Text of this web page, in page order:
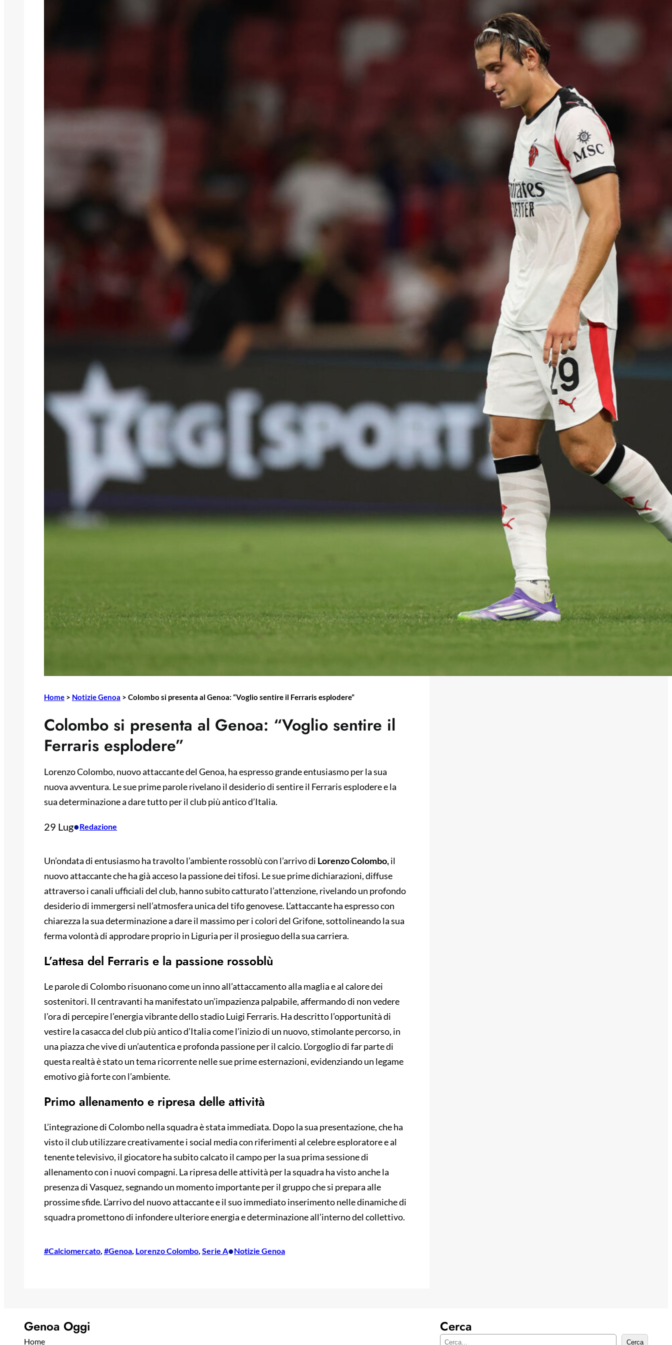
Home > Notizie Genoa > Colombo si presenta al Genoa: “Voglio sentire il Ferraris esplodere”
Colombo si presenta al Genoa: “Voglio sentire il
Ferraris esplodere”
Lorenzo Colombo, nuovo attaccante del Genoa, ha espresso grande entusiasmo per la sua
nuova avventura. Le sue prime parole rivelano il desiderio di sentire il Ferraris esplodere e la
sua determinazione a dare tutto per il club più antico d’Italia.
29 Lug•Redazione
Un’ondata di entusiasmo ha travolto l’ambiente rossoblù con l’arrivo di Lorenzo Colombo,il
nuovo attaccante che ha già acceso la passione dei tifosi. Le sue prime dichiarazioni, diffuse
attraverso i canali ufficiali del club, hanno subito catturato l’attenzione, rivelando un profondo
desiderio di immergersi nell’atmosfera unica del tifo genovese. L’attaccante ha espresso con
chiarezza la sua determinazione a dare il massimo per i colori del Grifone, sottolineando la sua
ferma volontà di approdare proprio in Liguria per il prosieguo della sua carriera.
L’attesa del Ferraris e la passione rossoblù
Le parole di Colombo risuonano come un inno all’attaccamento alla maglia e al calore dei
sostenitori. Il centravanti ha manifestato un’impazienza palpabile, affermando di non vedere
l’ora di percepire l’energia vibrante dello stadio Luigi Ferraris. Ha descritto l’opportunità di
vestire la casacca del club più antico d’Italia come l’inizio di un nuovo, stimolante percorso, in
una piazza che vive di un’autentica e profonda passione per il calcio. L’orgoglio di far parte di
questa realtà è stato un tema ricorrente nelle sue prime esternazioni, evidenziando un legame
emotivo già forte con l’ambiente.
Primo allenamento e ripresa delle attività
L’integrazione di Colombo nella squadra è stata immediata. Dopo la sua presentazione, che ha
visto il club utilizzare creativamente i social media con riferimenti al celebre esploratore e al
tenente televisivo, il giocatore ha subito calcato il campo per la sua prima sessione di
allenamento con i nuovi compagni. La ripresa delle attività per la squadra ha visto anche la
presenza di Vasquez, segnando un momento importante per il gruppo che si prepara alle
prossime sfide. L’arrivo del nuovo attaccante e il suo immediato inserimento nelle dinamiche di
squadra promettono di infondere ulteriore energia e determinazione all’interno del collettivo.
#Calciomercato, #Genoa, Lorenzo Colombo, Serie A•Notizie Genoa
Ostiamare, Alberto De Rossi è il
nuovo presidente: Daniele mantiene
la proprietà del club
6 Agosto 2026
Genoa, condanna del Tribunale:
dovrà pagare 8 milioni di euro a
Preziosi
Genoa Oggi
Home
Cerca
C Cerca